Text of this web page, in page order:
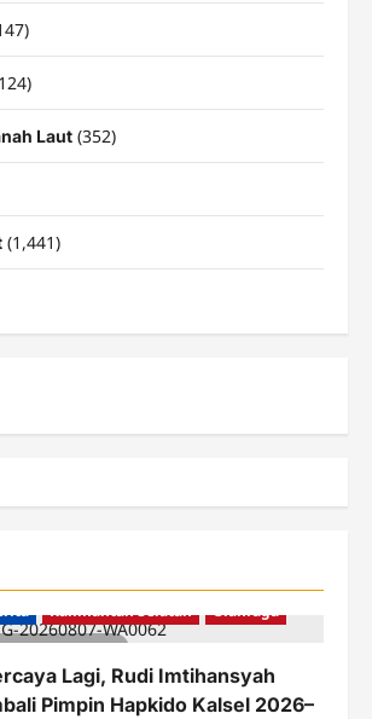
Laut(352)
(1,441)
1 minute read
Kalimantan Selatan Olahraga
Lagi, Rudi Imtihansyah
Pimpin Hapkido Kalsel 2026–